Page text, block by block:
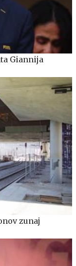
Giannija
zunaj